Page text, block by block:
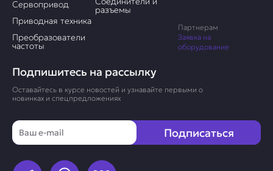
Подпишитесь на рассылку
Оставайтесь в курсе новостей и узнавайте первыми о
новинках и спецпредложениях
Email
Подписаться
Сервопривод
Приводная техника
Преобразователи
частоты
разъемы
Партнерам
Заявка на
оборудование